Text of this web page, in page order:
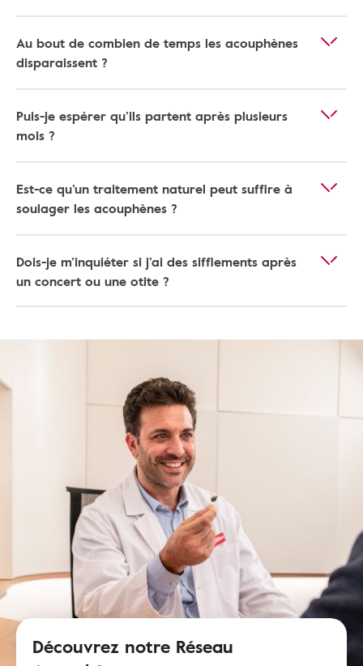
Au bout de combien de temps les acouphènes
disparaissent ?
Puis-je espérer qu’ils partent après plusieurs
mois ?
Est-ce qu’un traitement naturel peut suffire à
soulager les acouphènes ?
Dois-je m’inquiéter si j’ai des sifflements après
un concert ou une otite ?
Découvrez notre Réseau